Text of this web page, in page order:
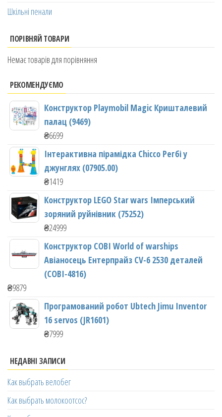
Шкільні пенали
ПОРІВНЯЙ ТОВАРИ
Немає товарів для порівняння
РЕКОМЕНДУЄМО
Конструктор Playmobil Magic Кришталевий
палац (9469)
₴6699
Інтерактивна пірамідка Chicco Регбі у
джунглях (07905.00)
₴1419
Конструктор LEGO Star wars Імперський
зоряний руйнівник (75252)
₴24999
Конструктор COBI World of warships
Авіаносець Ентерпрайз CV-6 2530 деталей
(COBI-4816)
₴9879
Програмований робот Ubtech Jimu Inventor
16 servos (JR1601)
₴7999
НЕДАВНІ ЗАПИСИ
Как выбрать велобег
Как выбрать молокоотсос?